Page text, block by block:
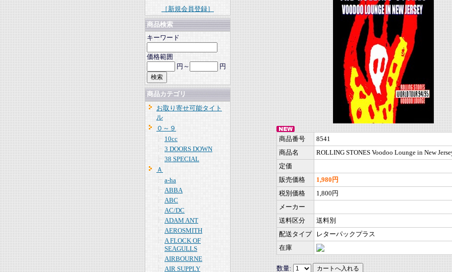
［新規会員登録］
商品検索
キーワード
価格範囲
円～
円
商品カテゴリ
お取り寄せ可能タイト
ル
０～９
10cc
3 DOORS DOWN
38 SPECIAL
Ａ
a-ha
ABBA
ABC
AC/DC
ADAM ANT
AEROSMITH
A FLOCK OF
SEAGULLS
AIRBOURNE
AIR SUPPLY
商品番号
8541
商品名
ROLLING STONES Voodoo Lounge in New
定価
販売価格
1,980円
税別価格
1,800円
メーカー
送料区分
送料別
配送タイプ
レターパックプラス
在庫
数量: